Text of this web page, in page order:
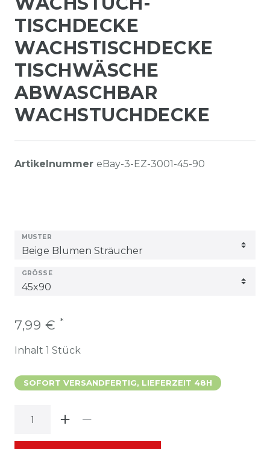
TISCHDECKE
WACHSTISCHDECKE
TISCHWÄSCHE
ABWASCHBAR
WACHSTUCHDECKE
Artikelnummer eBay-3-EZ-3001-45-90
MUSTER
GRÖSSE
7,99 € *
Inhalt 1 Stück
SOFORT VERSANDFERTIG, LIEFERZEIT 48H